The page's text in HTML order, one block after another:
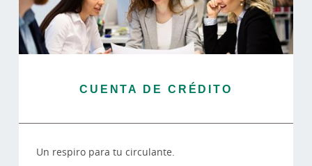
CUENTA DE CRÉDITO
Un respiro para tu circulante.